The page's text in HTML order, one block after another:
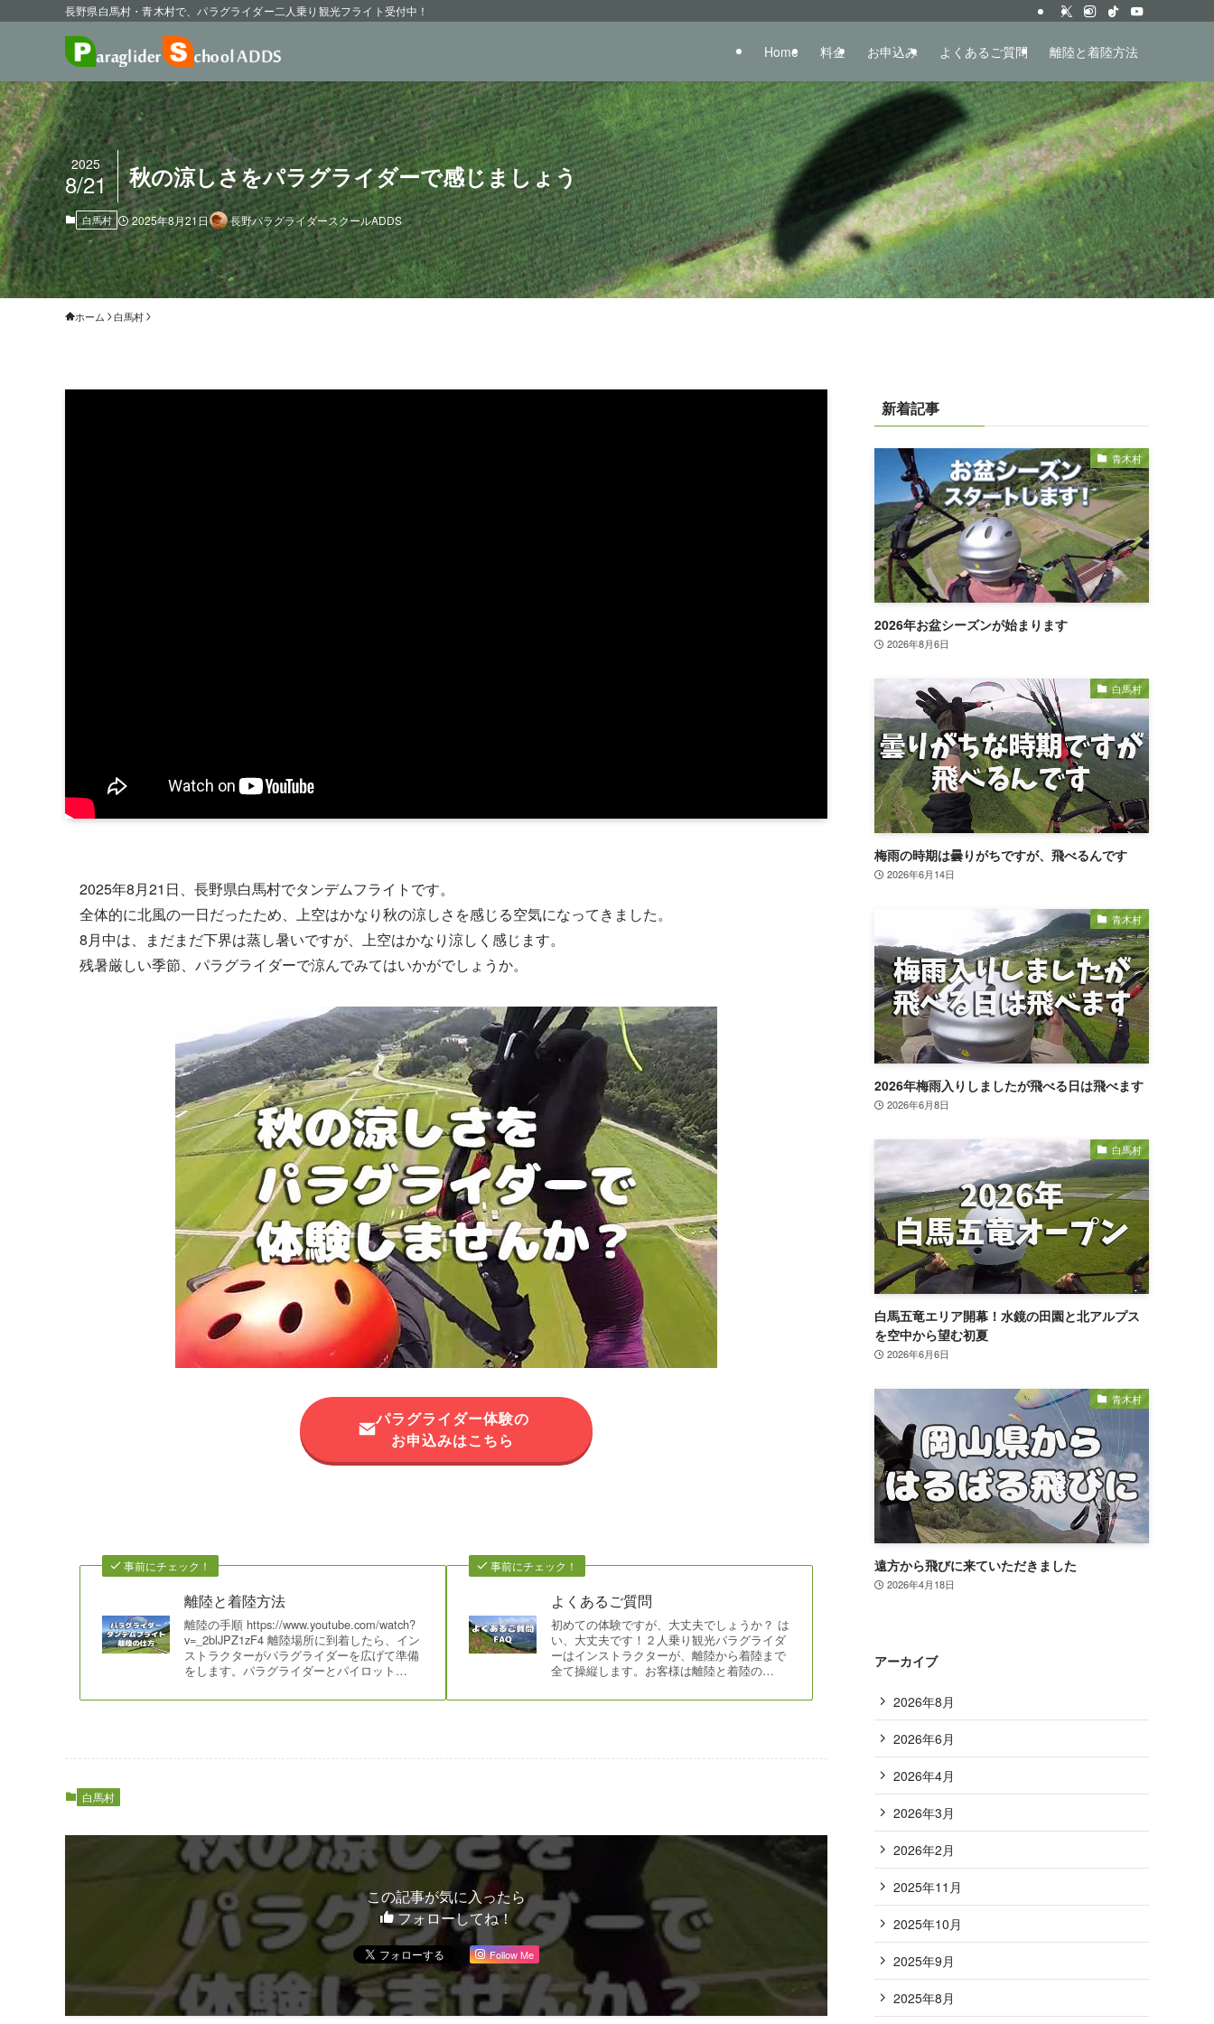
長野県白馬村・青木村で、パラグライダー二人乗り観光フライト受付中！
Home 料金 お申込み よくあるご質問 離陸と着陸方法
秋の涼しさをパラグライダーで感じましょう
2025
8/21
白馬村 2025年8月21日 長野パラグライダースクールADDS
ホーム 白馬村
2025年8月21日、長野県白馬村でタンデムフライトです。
全体的に北風の一日だったため、上空はかなり秋の涼しさを感じる空気になってきました。
8月中は、まだまだ下界は蒸し暑いですが、上空はかなり涼しく感じます。
残暑厳しい季節、パラグライダーで涼んでみてはいかがでしょうか。
パラグライダー体験の
お申込みはこちら
事前にチェック！
離陸と着陸方法
離陸の手順 https://www.youtube.com/watch?
v=_2blJPZ1zF4 離陸場所に到着したら、イン
ストラクターがパラグライダーを広げて準備
をします。パラグライダーとパイロット…
事前にチェック！
よくあるご質問
初めての体験ですが、大丈夫でしょうか？ は
い、大丈夫です！２人乗り観光パラグライダ
ーはインストラクターが、離陸から着陸まで
全て操縦します。お客様は離陸と着陸の…
白馬村
この記事が気に入ったら
フォローしてね！
Follow Me
新着記事
青木村
2026年お盆シーズンが始まります
2026年8月6日
白馬村
梅雨の時期は曇りがちですが、飛べるんです
2026年6月14日
青木村
2026年梅雨入りしましたが飛べる日は飛べます
2026年6月8日
白馬村
白馬五竜エリア開幕！水鏡の田園と北アルプス
を空中から望む初夏
2026年6月6日
青木村
遠方から飛びに来ていただきました
2026年4月18日
アーカイブ
2026年8月
2026年6月
2026年4月
2026年3月
2026年2月
2025年11月
2025年10月
2025年9月
2025年8月